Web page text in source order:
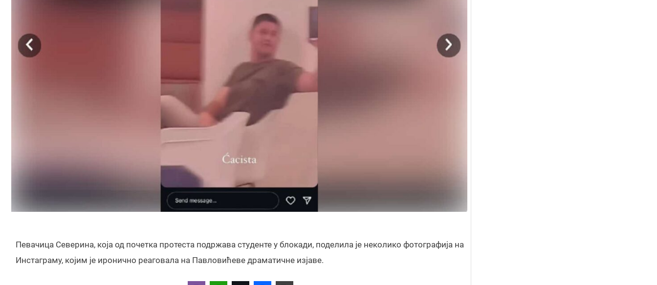
Певачица Северина, која од почетка протеста подржава студенте у блокади, поделила је неколико фотографија на
Инстаграму, којим је иронично реаговала на Павловићеве драматичне изјаве.